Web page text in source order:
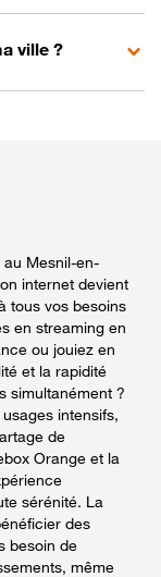
ville ?
Mesnil-en-
internet devient
tous vos besoins
en streaming en
ou jouiez en
et la rapidité
simultanément ?
intensifs,
de
Orange et la
sérénité. La
des
besoin de
même